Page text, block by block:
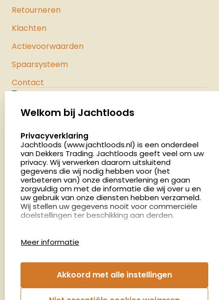
Retourneren
Klachten
Actievoorwaarden
Spaarsysteem
Contact
Palenrij 1
Nederland
4.8
2883 beoordelingen
Openingstijden
Dinsdag en donderdag: 13:00 - 17:00 én 18:00 - 21:00
uur
Afspraak maken
Nieuwsbrief
€5,- kortingsbon voor uw volgende bestelling.
Welkom bij Jachtloods
select language
Privacyverklaring
Jachtloods (www.jachtloods.nl) is een onderdeel
van Dekkers Trading. Jachtloods geeft veel om uw
privacy. Wij verwerken daarom uitsluitend
gegevens die wij nodig hebben voor (het
verbeteren van) onze dienstverlening en gaan
zorgvuldig om met de informatie die wij over u en
uw gebruik van onze diensten hebben verzameld.
Wij stellen uw gegevens nooit voor commerciële
doelstellingen ter beschikking aan derden.
gebruiken en hoe effectief de Adwords-
advertenties van Dekkers trading bij Google
zoekresultaatpagina’s zijn. De aldus verkregen
Meer informatie
Akkoord met alle instellingen